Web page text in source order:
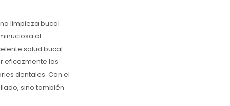
limpieza bucal
al
salud bucal.
eficazmente los
dentales. Con el
sino también